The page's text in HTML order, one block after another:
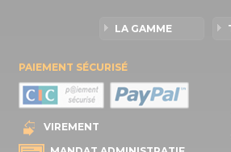
LA GAMME
PAIEMENT SÉCURISÉ
VIREMENT